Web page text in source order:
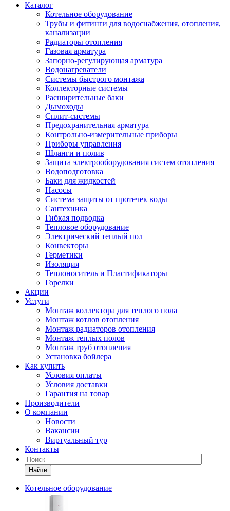
Каталог
Котельное оборудование
Трубы и фитинги для водоснабжения, отопления,
канализации
Радиаторы отопления
Газовая арматура
Запорно-регулирующая арматура
Водонагреватели
Системы быстрого монтажа
Коллекторные системы
Расширительные баки
Дымоходы
Сплит-системы
Предохранительная арматура
Контрольно-измерительные приборы
Приборы управления
Шланги и полив
Защита электрооборудования систем отопления
Водоподготовка
Баки для жидкостей
Насосы
Система защиты от протечек воды
Сантехника
Гибкая подводка
Тепловое оборудование
Электрический теплый пол
Конвекторы
Герметики
Изоляция
Теплоноситель и Пластификаторы
Горелки
Акции
Услуги
Монтаж коллектора для теплого пола
Монтаж котлов отопления
Монтаж радиаторов отопления
Монтаж теплых полов
Монтаж труб отопления
Установка бойлера
Как купить
Условия оплаты
Условия доставки
Гарантия на товар
Производители
О компании
Новости
Вакансии
Виртуальный тур
Контакты
Найти
Котельное оборудование